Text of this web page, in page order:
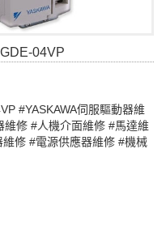
04VP
#YASKAWA伺服驅動器維
修 #人機介面維修 #馬達維
修 #電源供應器維修 #機械